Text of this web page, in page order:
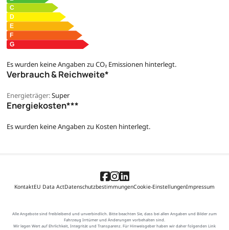
Es wurden keine Angaben zu CO₂ Emissionen hinterlegt.
Verbrauch & Reichweite*
Energieträger:Super
Energiekosten***
Es wurden keine Angaben zu Kosten hinterlegt.
KontaktEU Data ActDatenschutzbestimmungenCookie-EinstellungenImpressum
Alle Angebote sind freibleibend und unverbindlich. Bitte beachten Sie, dass bei allen Angaben und Bilder zum
Fahrzeug Irrtümer und Änderungen vorbehalten sind.
Wir legen Wert auf Ehrlichkeit, Integrität und Transparenz. Für Hinweisgeber haben wir daher folgenden Link